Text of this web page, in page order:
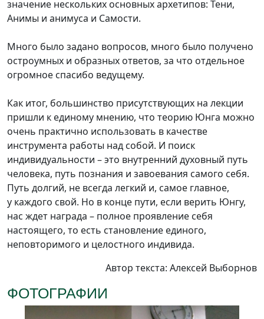
значение нескольких основных архетипов: Тени,
Анимы и анимуса и Самости.
Много было задано вопросов, много было получено
остроумных и образных ответов, за что отдельное
огромное спасибо ведущему.
Как итог, большинство присутствующих на лекции
пришли к единому мнению, что теорию Юнга можно
очень практично использовать в качестве
инструмента работы над собой. И поиск
индивидуальности – это внутренний духовный путь
человека, путь познания и завоевания самого себя.
Путь долгий, не всегда легкий и, самое главное,
у каждого свой. Но в конце пути, если верить Юнгу,
нас ждет награда – полное проявление себя
настоящего, то есть становление единого,
неповторимого и целостного индивида.
Автор текста: Алексей Выборнов
ФОТОГРАФИИ